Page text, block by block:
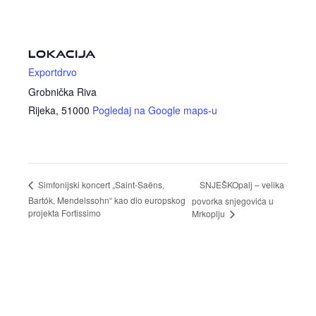
LOKACIJA
Exportdrvo
Grobnička Riva
Rijeka, 51000 Pogledaj na Google maps-u
Simfonijski koncert „Saint-Saëns,
Bartók, Mendelssohn“ kao dio europskog
projekta Fortissimo
SNJEŠKOpalj – velika
povorka snjegovića u
Mrkoplju